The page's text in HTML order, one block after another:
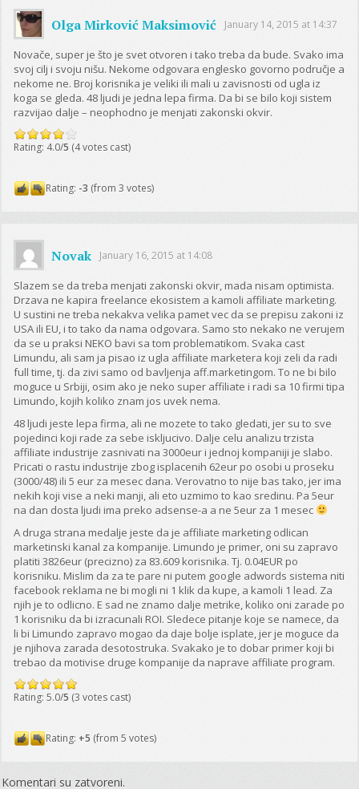
Olga Mirković Maksimović January 14, 2015 at 14:37
Novače, super je što je svet otvoren i tako treba da bude. Svako ima
svoj cilj i svoju nišu. Nekome odgovara englesko govorno područje a
nekome ne. Broj korisnika je veliki ili mali u zavisnosti od ugla iz
koga se gleda. 48 ljudi je jedna lepa firma. Da bi se bilo koji sistem
razvijao dalje – neophodno je menjati zakonski okvir.
Rating: 4.0/5 (4 votes cast)
Rating: -3 (from 3 votes)
Novak January 16, 2015 at 14:08
Slazem se da treba menjati zakonski okvir, mada nisam optimista.
Drzava ne kapira freelance ekosistem a kamoli affiliate marketing.
U sustini ne treba nekakva velika pamet vec da se prepisu zakoni iz
USA ili EU, i to tako da nama odgovara. Samo sto nekako ne verujem
da se u praksi NEKO bavi sa tom problematikom. Svaka cast
Limundu, ali sam ja pisao iz ugla affiliate marketera koji zeli da radi
full time, tj. da zivi samo od bavljenja aff.marketingom. To ne bi bilo
moguce u Srbiji, osim ako je neko super affiliate i radi sa 10 firmi tipa
Limundo, kojih koliko znam jos uvek nema.
48 ljudi jeste lepa firma, ali ne mozete to tako gledati, jer su to sve
pojedinci koji rade za sebe iskljucivo. Dalje celu analizu trzista
affiliate industrije zasnivati na 3000eur i jednoj kompaniji je slabo.
Pricati o rastu industrije zbog isplacenih 62eur po osobi u proseku
(3000/48) ili 5 eur za mesec dana. Verovatno to nije bas tako, jer ima
nekih koji vise a neki manji, ali eto uzmimo to kao sredinu. Pa 5eur
na dan dosta ljudi ima preko adsense-a a ne 5eur za 1 mesec
A druga strana medalje jeste da je affiliate marketing odlican
marketinski kanal za kompanije. Limundo je primer, oni su zapravo
platiti 3826eur (precizno) za 83.609 korisnika. Tj. 0.04EUR po
korisniku. Mislim da za te pare ni putem google adwords sistema niti
facebook reklama ne bi mogli ni 1 klik da kupe, a kamoli 1 lead. Za
njih je to odlicno. E sad ne znamo dalje metrike, koliko oni zarade po
1 korisniku da bi izracunali ROI. Sledece pitanje koje se namece, da
li bi Limundo zapravo mogao da daje bolje isplate, jer je moguce da
je njihova zarada desotostruka. Svakako je to dobar primer koji bi
trebao da motivise druge kompanije da naprave affiliate program.
Rating: 5.0/5 (3 votes cast)
Rating: +5 (from 5 votes)
Komentari su zatvoreni.